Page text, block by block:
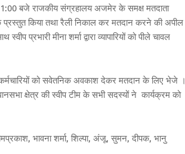
बजे राजकीय संग्रहालय अजमेर के समक्ष मतदाता
प्रस्तुत किया तथा रैली निकाल कर मतदान करने की अपील
प्रभारी मीना शर्मा द्वारा व्यापारियों को पीले चावल
कर्मचारियों को सवेतनिक अवकाश देकर मतदान के लिए भेजे ।
क्षेत्र की स्वीप टीम के सभी सदस्यों ने कार्यक्रम को
भावना शर्मा, शिल्पा, अंजू, सुमन, दीपक, भानु